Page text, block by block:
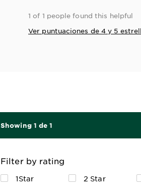
1 of 1 people found this helpful
Ver puntuaciones de 4 y 5
Showing 1 de 1
Filter by rating
1Star 2 Star